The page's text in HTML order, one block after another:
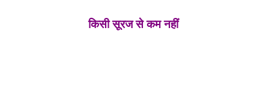
किसी सूरज से कम नहीं